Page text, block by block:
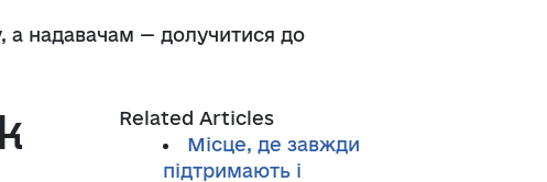
а надавачам — долучитися до
Related Articles
Місце, де завжди
підтримають і